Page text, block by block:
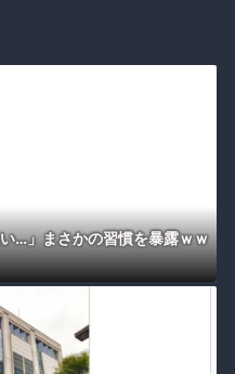
…」まさかの習慣を暴露ｗｗ